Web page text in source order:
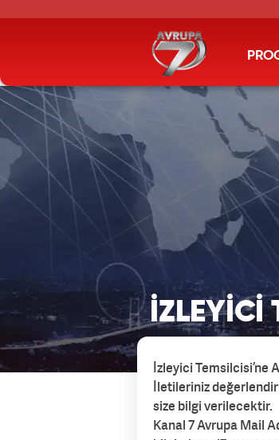
İZLEYİCİ
İzleyici Temsilcisi’ne
İletileriniz
size bilgi verilecektir.
Kanal 7 Avrupa Mail